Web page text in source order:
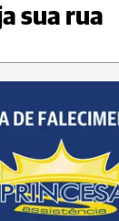
sua rua